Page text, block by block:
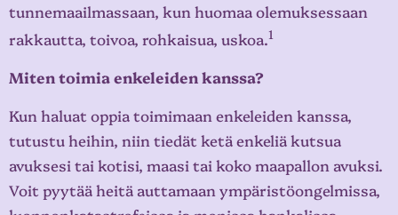
tunnemaailmassaan, kun huomaa olemuksessaan
rakkautta, toivoa, rohkaisua, uskoa.1
Miten toimia enkeleiden kanssa?
Kun haluat oppia toimimaan enkeleiden kanssa,
tutustu heihin, niin tiedät ketä enkeliä kutsua
avuksesi tai kotisi, maasi tai koko maapallon avuksi.
Voit pyytää heitä auttamaan ympäristöongelmissa,